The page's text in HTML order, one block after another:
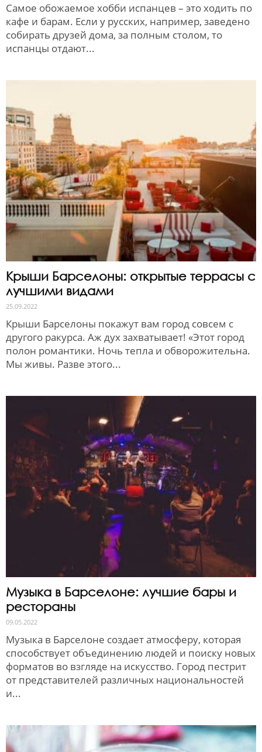
Самое обожаемое хобби испанцев – это ходить по
кафе и барам. Если у русских, например, заведено
собирать друзей дома, за полным столом, то
испанцы отдают...
Крыши Барселоны: открытые террасы с
лучшими видами
25.09.2022
Крыши Барселоны покажут вам город совсем с
другого ракурса. Аж дух захватывает! «Этот город
полон романтики. Ночь тепла и обворожительна.
Мы живы. Разве этого...
Музыка в Барселоне: лучшие бары и
рестораны
09.05.2022
Музыка в Барселоне создает атмосферу, которая
способствует объединению людей и поиску новых
форматов во взгляде на искусство. Город пестрит
от представителей различных национальностей
и...